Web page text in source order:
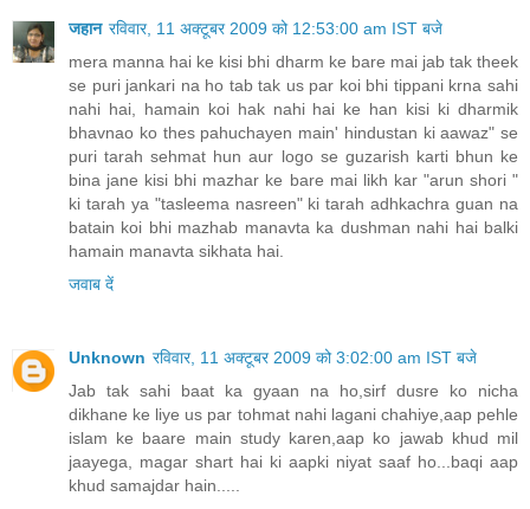
जहान रविवार, 11 अक्टूबर 2009 को 12:53:00 am IST बजे
mera manna hai ke kisi bhi dharm ke bare mai jab tak theek
se puri jankari na ho tab tak us par koi bhi tippani krna sahi
nahi hai, hamain koi hak nahi hai ke han kisi ki dharmik
bhavnao ko thes pahuchayen main' hindustan ki aawaz" se
puri tarah sehmat hun aur logo se guzarish karti bhun ke
bina jane kisi bhi mazhar ke bare mai likh kar "arun shori "
ki tarah ya "tasleema nasreen" ki tarah adhkachra guan na
batain koi bhi mazhab manavta ka dushman nahi hai balki
hamain manavta sikhata hai.
जवाब दें
Unknown रविवार, 11 अक्टूबर 2009 को 3:02:00 am IST बजे
Jab tak sahi baat ka gyaan na ho,sirf dusre ko nicha
dikhane ke liye us par tohmat nahi lagani chahiye,aap pehle
islam ke baare main study karen,aap ko jawab khud mil
jaayega, magar shart hai ki aapki niyat saaf ho...baqi aap
khud samajdar hain.....